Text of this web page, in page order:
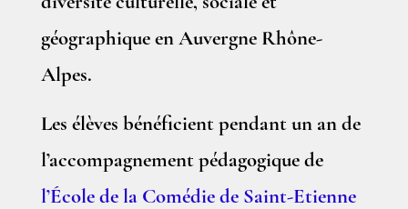
géographique en Auvergne Rhône-
Alpes.
Les élèves bénéficient pendant un an de
l’accompagnement pédagogique de
l’École de la Comédie de Saint-Etienne